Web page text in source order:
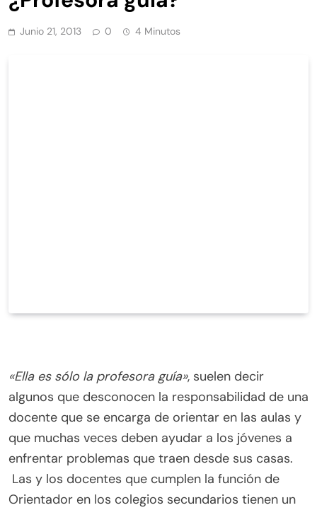
Junio 21, 2013 0 4 Minutos
«Ella es sólo la profesora guía», suelen decir
algunos que desconocen la responsabilidad de una
docente que se encarga de orientar en las aulas y
que muchas veces deben ayudar a los jóvenes a
enfrentar problemas que traen desde sus casas.
Las y los docentes que cumplen la función de
Orientador en los colegios secundarios tienen un